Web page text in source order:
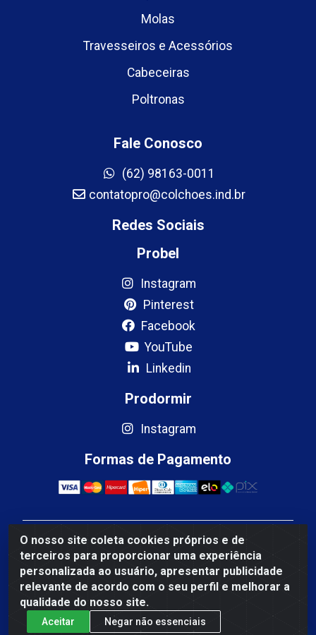
O nosso site coleta cookies próprios e de
terceiros para proporcionar uma experiência
personalizada ao usuário, apresentar publicidade
relevante de acordo com o seu perfil e melhorar a
qualidade do nosso site.
Aceitar Negar não essenciais
Molas
Travesseiros e Acessórios
Cabeceiras
Poltronas
Fale Conosco
(62) 98163-0011
contatopro@colchoes.ind.br
Redes Sociais
Probel
Instagram
Pinterest
Facebook
YouTube
Linkedin
Prodormir
Instagram
Formas de Pagamento
Mercosul Espumas Industriais LTDA - Rua 13, SN,
Quadra009 Lote 0007 - Polo Empresarial Goias - Etapa
IV - Aparecida de Goiânia/GO - CEP 74.985-113 - CNPJ
10.755.005/0001-88